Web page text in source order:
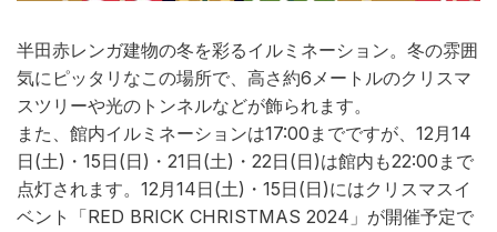
半田赤レンガ建物の冬を彩るイルミネーション。冬の雰囲
気にピッタリなこの場所で、高さ約6メートルのクリスマ
スツリーや光のトンネルなどが飾られます。
また、館内イルミネーションは17:00までですが、12月14
日(土)・15日(日)・21日(土)・22日(日)は館内も22:00まで
点灯されます。12月14日(土)・15日(日)にはクリスマスイ
ベント「RED BRICK CHRISTMAS 2024」が開催予定で